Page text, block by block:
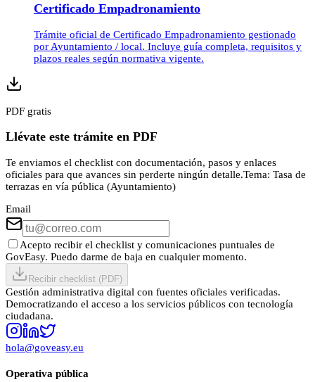
Certificado Empadronamiento
Trámite oficial de Certificado Empadronamiento gestionado
por Ayuntamiento / local. Incluye guía completa, requisitos y
plazos reales según normativa vigente.
PDF gratis
Llévate este trámite en PDF
Te enviamos el checklist con documentación, pasos y enlaces
oficiales para que avances sin perderte ningún detalle.Tema: Tasa de
terrazas en vía pública (Ayuntamiento)
Email
Acepto recibir el checklist y comunicaciones puntuales de
GovEasy. Puedo darme de baja en cualquier momento.
Recibir checklist (PDF)
Gestión administrativa digital con fuentes oficiales verificadas.
Democratizando el acceso a los servicios públicos con tecnología
ciudadana.
hola@goveasy.eu
Operativa pública